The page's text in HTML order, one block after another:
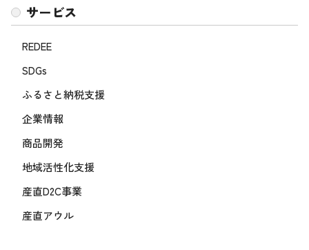
サービス
REDEE
SDGs
ふるさと納税支援
企業情報
商品開発
地域活性化支援
産直D2C事業
産直アウル